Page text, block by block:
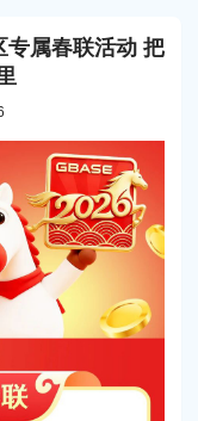
属春联活动 把